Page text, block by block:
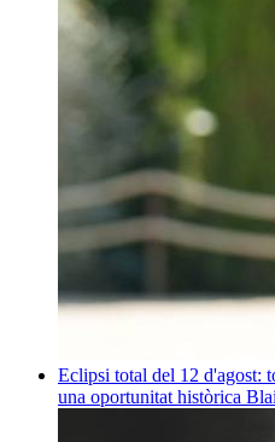
Eclipsi total del 12 d'agost:
una oportunitat històrica